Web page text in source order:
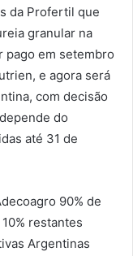
da Profertil que
granular na
pago em setembro
e agora será
com decisão
do
até 31 de
90% de
restantes
Argentinas